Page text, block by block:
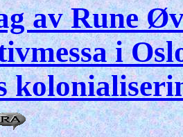
av Rune
i